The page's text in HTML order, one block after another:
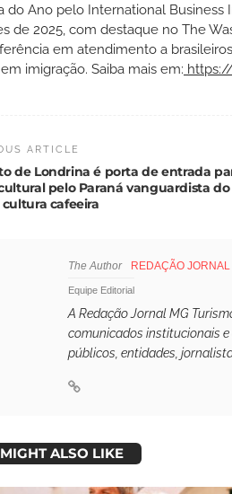
do Ano pelo International
de 2025, com destaque no The
em atendimento a
imigração. Saiba mais em:
ARTICLE
de Londrina é porta de entrada
pelo Paraná vanguardista do
cafeeira
The Author REDAÇÃO
Equipe Editorial
A Redação Jornal MG
comunicados institucionais
públicos, entidades,
ALSO LIKE